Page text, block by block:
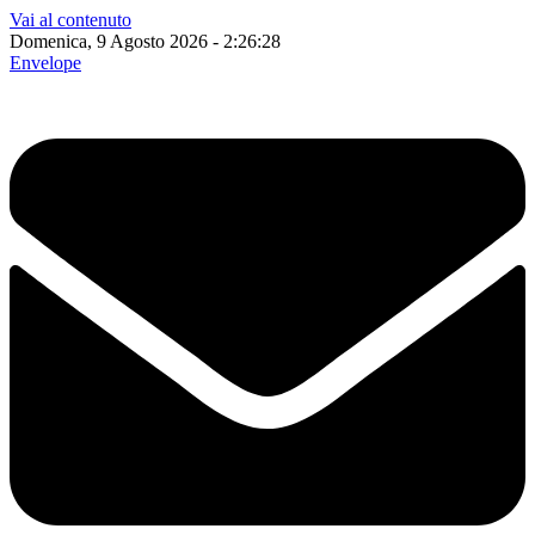
Vai al contenuto
Domenica, 9 Agosto 2026 - 2:26:29
Envelope